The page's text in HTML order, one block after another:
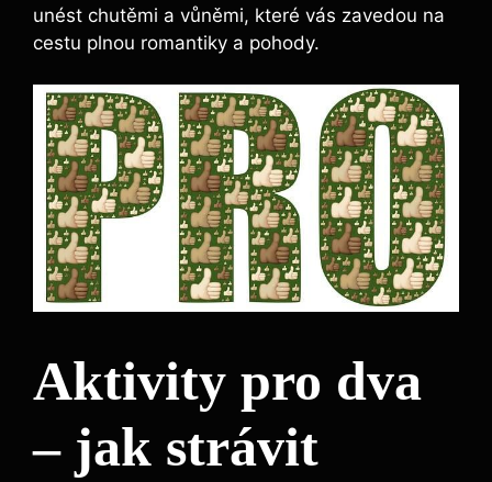
unést chutěmi a vůněmi, které vás zavedou na
cestu plnou romantiky a pohody.
Aktivity pro dva
– jak strávit